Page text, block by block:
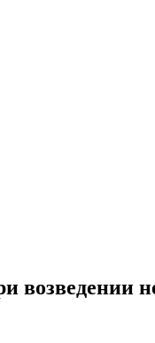
возведении